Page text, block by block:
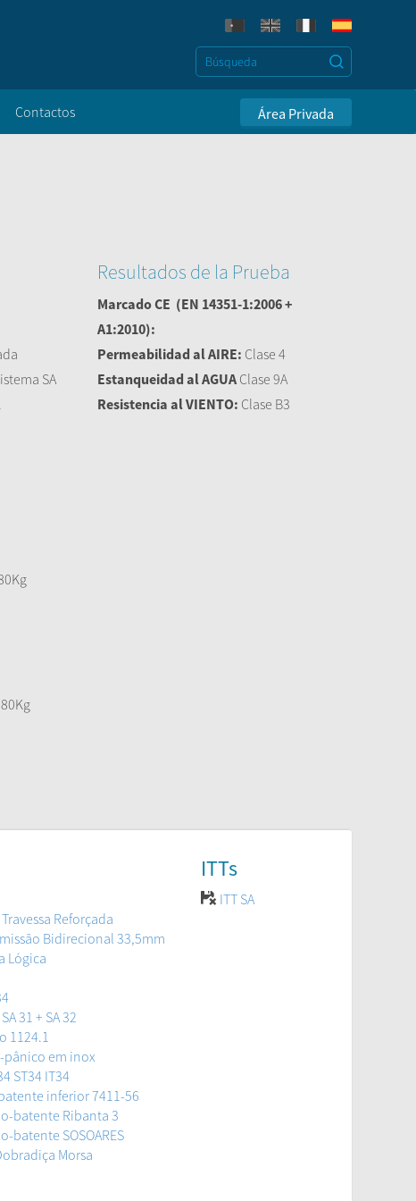
Área Privada
Contactos
SA
Resultados de la Prueba
Marcado CE (EN 14351-1:2006 +
A1:2010):
Permeabilidad al AIRE: Clase 4
Estanqueidad al AGUA Clase 9A
Resistencia al VIENTO: Clase B3
Reforçada
Bidirecional 33,5mm
Lógica
31 + SA 32
1124.1
pânico em inox
ST34 IT34
inferior 7411-56
batente Ribanta 3
batente SOSOARES
Morsa
ITTs
ITT SA